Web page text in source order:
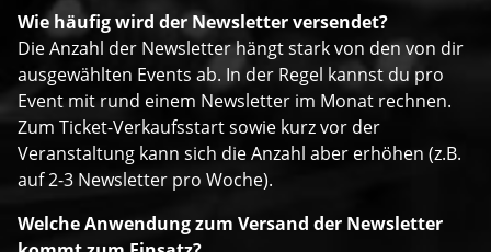
Wie häufig wird der Newsletter versendet?
Die Anzahl der Newsletter hängt stark von den von dir
ausgewählten Events ab. In der Regel kannst du pro
Event mit rund einem Newsletter im Monat rechnen.
Zum Ticket-Verkaufsstart sowie kurz vor der
Veranstaltung kann sich die Anzahl aber erhöhen (z.B.
auf 2-3 Newsletter pro Woche).
Welche Anwendung zum Versand der Newsletter